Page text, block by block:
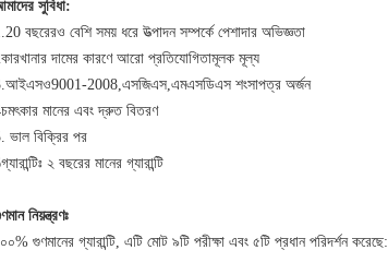
সুবিধা:
বছরেরও বেশি সময় ধরে উত্পাদন সম্পর্কে পেশাদার অভিজ্ঞতা
দামের কারণে আরো প্রতিযোগিতামূলক মূল্য
2008,এসজিএস,এমএসডিএস শংসাপত্র অর্জন
মানের এবং দ্রুত বিতরণ
ভাল বিক্রির পর
২ বছরের মানের গ্যারান্টি
নিয়ন্ত্রণঃ
গুণমানের গ্যারান্টি, এটি মোট ৯টি পরীক্ষা এবং ৫টি প্রধান পরিদর্শন করেছে: